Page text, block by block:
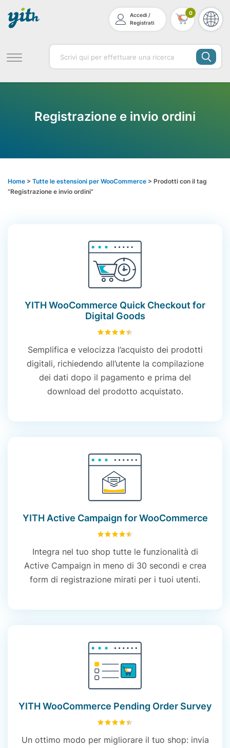
Accedi /
Registrati
0
Registrazione e invio ordini
Home > Tutte le estensioni per WooCommerce > Prodotti con il tag
“Registrazione e invio ordini”
YITH WooCommerce Quick Checkout for
Digital Goods
Semplifica e velocizza l’acquisto dei prodotti
digitali, richiedendo all’utente la compilazione
dei dati dopo il pagamento e prima del
download del prodotto acquistato.
YITH Active Campaign for WooCommerce
Integra nel tuo shop tutte le funzionalità di
Active Campaign in meno di 30 secondi e crea
form di registrazione mirati per i tuoi utenti.
YITH WooCommerce Pending Order Survey
Un ottimo modo per migliorare il tuo shop: invia